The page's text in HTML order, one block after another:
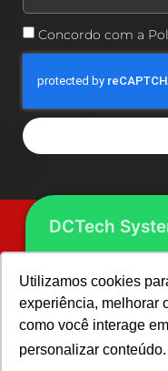
Utilizamos cookies
experiência, melhorar
como você interage
personalizar conteúdo.
Concordo com a
Ligue e fale
*Fora de São
Copyright © 2024. DCTech
11.288.540/0001-39 . Todos
DCTech
Estou pronto
clicar aqui!